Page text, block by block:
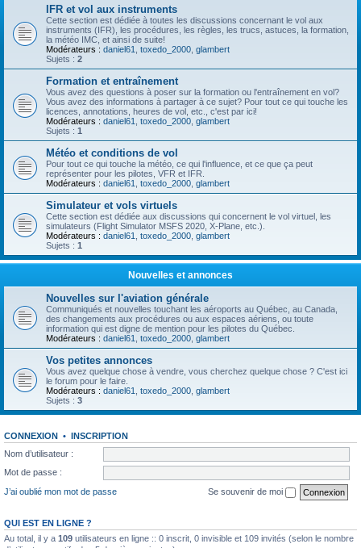
IFR et vol aux instruments
Cette section est dédiée à toutes les discussions concernant le vol aux
instruments (IFR), les procédures, les règles, les trucs, astuces, la formation,
la météo IMC, et ainsi de suite!
Modérateurs : daniel61 toxedo_2000 glambert
Sujets : 2
Formation et entraînement
Vous avez des questions à poser sur la formation ou l'entraînement en vol?
Vous avez des informations à partager à ce sujet? Pour tout ce qui touche les
licences, annotations, heures de vol, etc., c'est par ici!
Modérateurs : daniel61 toxedo_2000 glambert
Sujets : 1
Météo et conditions de vol
Pour tout ce qui touche la météo, ce qui l'influence, et ce que ça peut
représenter pour les pilotes, VFR et IFR.
Modérateurs : daniel61 toxedo_2000 glambert
Simulateur et vols virtuels
Cette section est dédiée aux discussions qui concernent le vol virtuel, les
simulateurs (Flight Simulator MSFS 2020, X-Plane, etc.).
Modérateurs : daniel61 toxedo_2000 glambert
Sujets : 1
Nouvelles et annonces
Nouvelles sur l'aviation générale
Communiqués et nouvelles touchant les aéroports au Québec, au Canada,
des changements aux procédures ou aux espaces aériens, ou toute
information qui est digne de mention pour les pilotes du Québec.
Modérateurs : daniel61 toxedo_2000 glambert
Vos petites annonces
Vous avez quelque chose à vendre, vous cherchez quelque chose ? C'est ici
le forum pour le faire.
Modérateurs : daniel61 toxedo_2000 glambert
Sujets : 3
CONNEXION • INSCRIPTION
Nom d’utilisateur :
Mot de passe :
J’ai oublié mon mot de passe
Se souvenir de moi
QUI EST EN LIGNE ?
Au total, il y a 109 utilisateurs en ligne :: 0 inscrit, 0 invisible et 109 invités (selon le nombre